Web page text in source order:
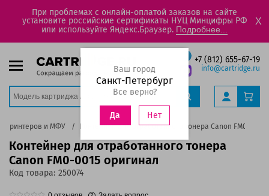
При проблемах с онлайн-оплатой заказов на сайте
установите российские сертификаты НУЦ Минцифры РФ
или используйте Яндекс.Браузер. Подробнее...
X
+7 (812) 655-67-19
info@cartridge.ru
Ваш город
Санкт-Петербург
Все верно?
Да Нет
принтеров и МФУ Контейнер для отработанного тонера Canon FM0-0015
Контейнер для отработанного тонера
Canon FM0-0015 оригинал
Код товара: 250074